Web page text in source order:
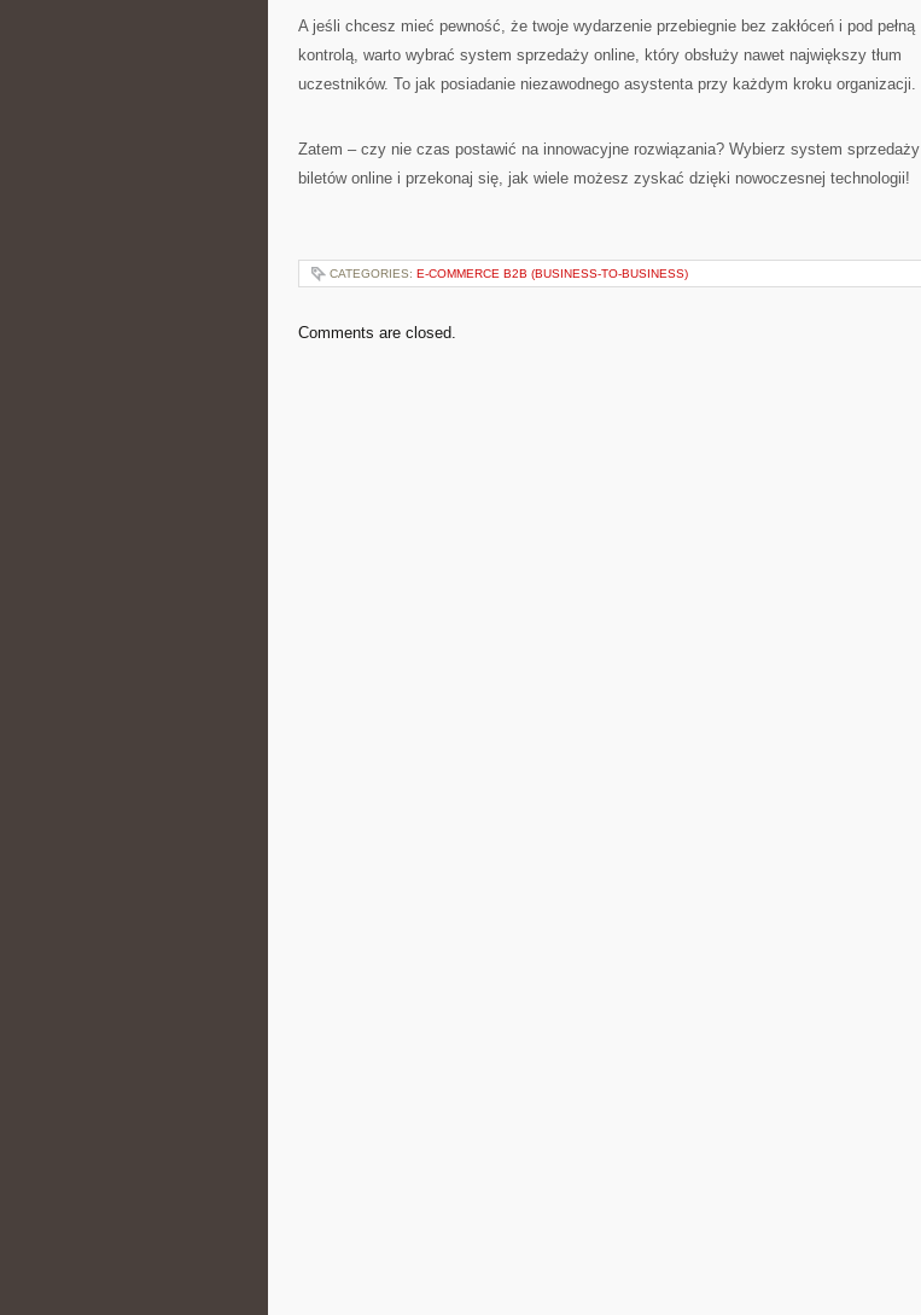
A jeśli chcesz mieć pewność, że twoje wydarzenie przebiegnie bez zakłóceń i pod pełną
kontrolą, warto wybrać system sprzedaży online, który obsłuży nawet największy tłum
uczestników. To jak posiadanie niezawodnego asystenta przy każdym kroku organizacji.
Zatem – czy nie czas postawić na innowacyjne rozwiązania? Wybierz system sprzedaży
biletów online i przekonaj się, jak wiele możesz zyskać dzięki nowoczesnej technologii!
CATEGORIES: E-COMMERCE B2B (BUSINESS-TO-BUSINESS)
Comments are closed.